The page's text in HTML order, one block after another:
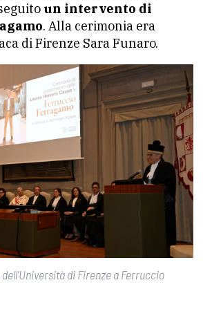
un intervento di
. Alla cerimonia era
di Firenze Sara Funaro.
di Firenze a Ferruccio